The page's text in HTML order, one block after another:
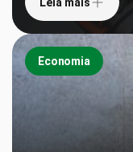
Economia